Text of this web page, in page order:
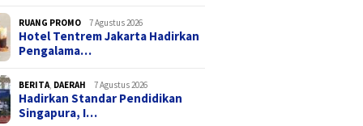
RUANG PROMO 7 Agustus 2026
Hotel Tentrem Jakarta Hadirkan
Pengalama…
BERITA, DAERAH 7 Agustus 2026
Hadirkan Standar Pendidikan
Singapura, I…